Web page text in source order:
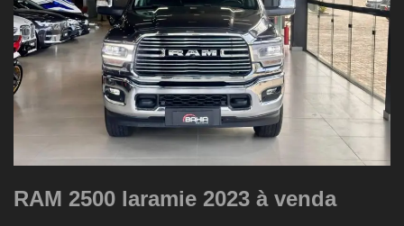
RAM 2500 laramie 2023 à venda